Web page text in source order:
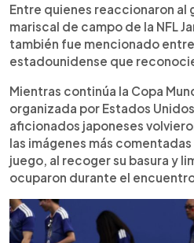
Entre quienes reaccionaron al
mariscal de campo de la NFL
también fue mencionado
estadounidense que
Mientras continúa la Copa
organizada por Estados
aficionados japoneses
las imágenes más
juego, al recoger su basura y
ocuparon durante el